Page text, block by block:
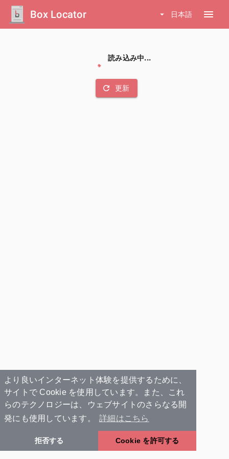
より良いインターネット体験を提供するために、
サイトで Cookie を使用しています。また、これ
らのテクノロジーは、ウェブサイトのさらなる開
発にも使用しています。
詳細はこちら
拒否する Cookie を許可する
Box Locator arrow_drop_down 日本語 menu
読み込み中...
refresh 更新